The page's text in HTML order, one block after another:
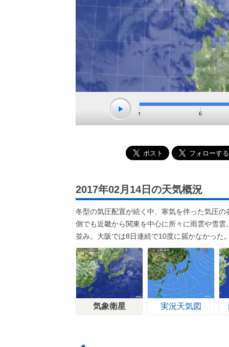
2017年02月14日の天気概況
冬型の気圧配置が続く中、寒気を伴った気圧
側でも近畿から関東を中心に所々に雨雲や雪
並み。大阪では8日連続で10度に届かなかった
気象衛星 実況天気図